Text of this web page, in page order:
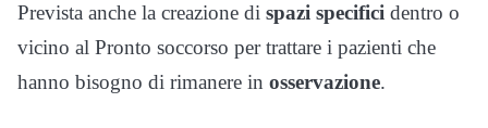
Prevista anche la creazione di spazi specifici dentro o
vicino al Pronto soccorso per trattare i pazienti che
hanno bisogno di rimanere in osservazione.